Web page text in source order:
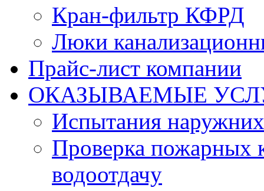
Кран-фильтр КФРД
Люки
Прайс-лист компании
ОКАЗЫВАЕМЫЕ
Испытания
Проверка пожарных
водоотдачу